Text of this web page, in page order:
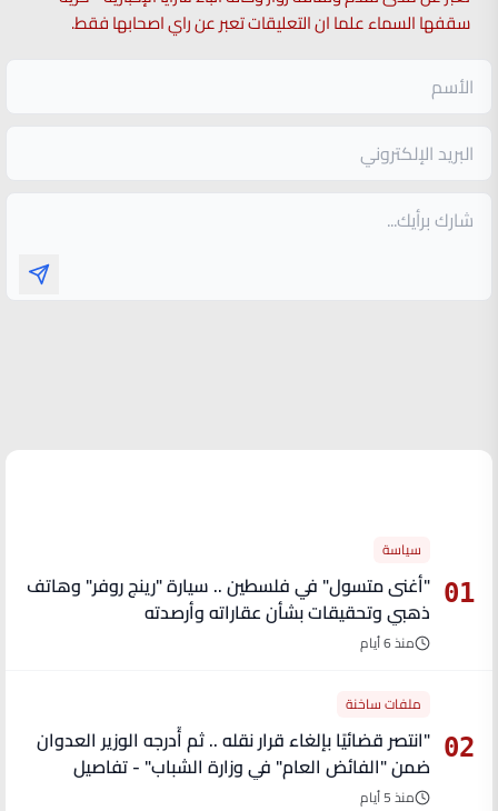
سقفها السماء علما ان التعليقات تعبر عن راي اصحابها فقط.
01
سياسة
"أغنى متسول" في فلسطين .. سيارة "رينج روفر" وهاتف
ذهبي وتحقيقات بشأن عقاراته وأرصدته
منذ 6 أيام
02
ملفات ساخنة
"انتصر قضائيًا بإلغاء قرار نقله .. ثم أُدرجه الوزير العدوان
ضمن "الفائض العام" في وزارة الشباب" - تفاصيل
منذ 5 أيام